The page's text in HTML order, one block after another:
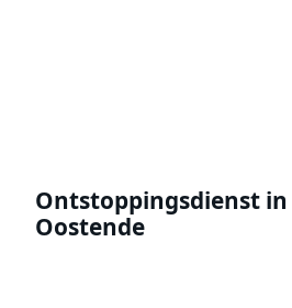
Ontstoppingsdienst
Oostende